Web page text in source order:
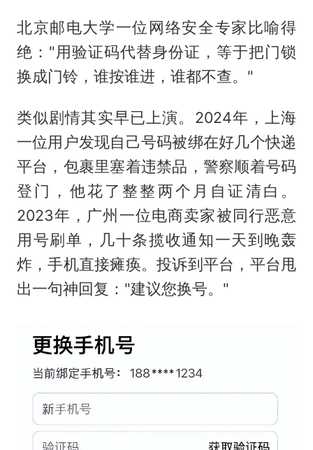
北京邮电大学一位网络安全专家比喻得
绝："用验证码代替身份证，等于把门锁
换成门铃，谁按谁进，谁都不查。"
类似剧情其实早已上演。2024年，上海
一位用户发现自己号码被绑在好几个快递
平台，包裹里塞着违禁品，警察顺着号码
登门，他花了整整两个月自证清白。
2023年，广州一位电商卖家被同行恶意
用号刷单，几十条揽收通知一天到晚轰
炸，手机直接瘫痪。投诉到平台，平台甩
出一句神回复："建议您换号。"